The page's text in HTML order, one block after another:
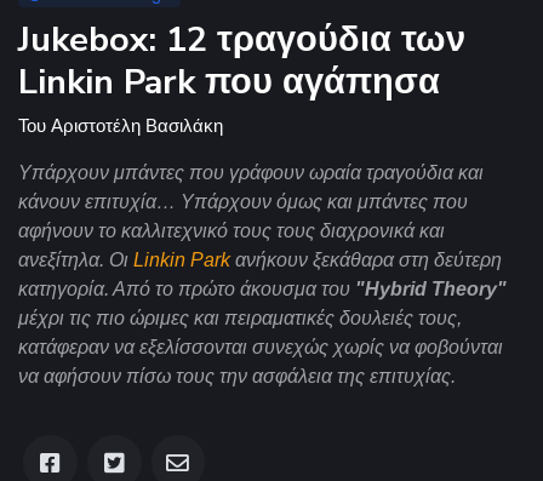
Jukebox: 12 τραγούδια των
Linkin Park που αγάπησα
Του Αριστοτέλη Βασιλάκη
Υπάρχουν μπάντες που γράφουν ωραία τραγούδια και
κάνουν επιτυχία… Υπάρχουν όμως και μπάντες που
αφήνουν το καλλιτεχνικό τους τους διαχρονικά και
ανεξίτηλα. Οι Linkin Parkανήκουν ξεκάθαρα στη δεύτερη
κατηγορία. Από το πρώτο άκουσμα του "Hybrid Theory"
μέχρι τις πιο ώριμες και πειραματικές δουλειές τους,
κατάφεραν να εξελίσσονται συνεχώς χωρίς να φοβούνται
να αφήσουν πίσω τους την ασφάλεια της επιτυχίας.